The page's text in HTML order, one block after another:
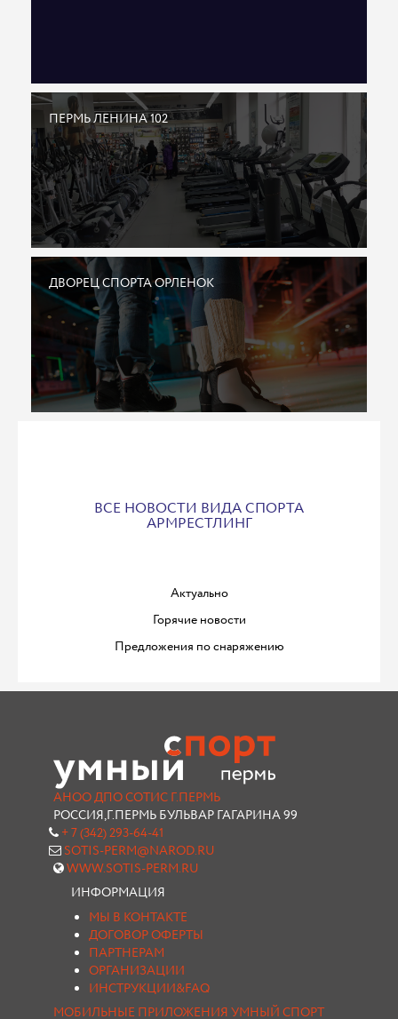
ПЕРМЬ ЛЕНИНА 102
ДВОРЕЦ СПОРТА ОРЛЕНОК
ВСЕ НОВОСТИ ВИДА СПОРТА
АРМРЕСТЛИНГ
Актуально
Горячие новости
Предложения по снаряжению
АНОО ДПО СОТИС Г.ПЕРМЬ
РОССИЯ,Г.ПЕРМЬ БУЛЬВАР ГАГАРИНА 99
+ 7 (342) 293-64-41
SOTIS-PERM@NAROD.RU
WWW.SOTIS-PERM.RU
ИНФОРМАЦИЯ
МЫ В КОНТАКТЕ
ДОГОВОР ОФЕРТЫ
ПАРТНЕРАМ
ОРГАНИЗАЦИИ
ИНСТРУКЦИИ&FAQ
МОБИЛЬНЫЕ ПРИЛОЖЕНИЯ УМНЫЙ СПОРТ